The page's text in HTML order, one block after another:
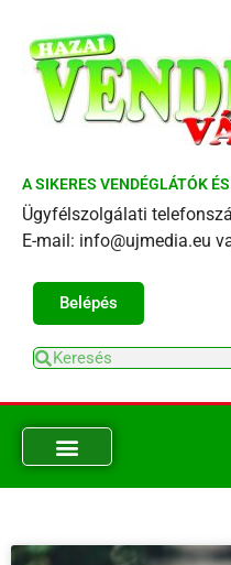
A SIKERES VENDÉGLÁTÓK
Ügyfélszolgálati
E-mail: info@ujmedia.eu
Belépés